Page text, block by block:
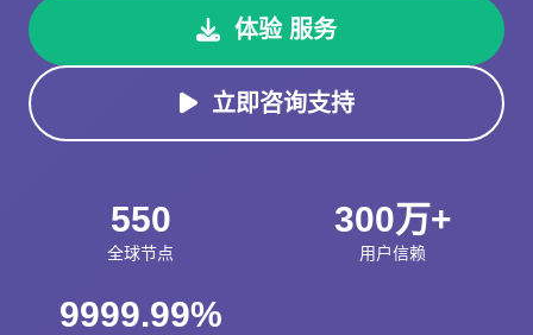
体验 服务
立即咨询支持
550
全球节点
300万+
用户信赖
9999.99%